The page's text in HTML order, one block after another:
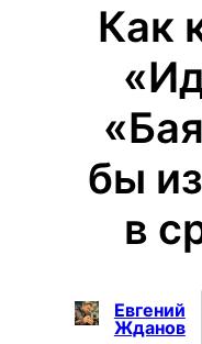
Как
бы
в
Евгений
Жданов